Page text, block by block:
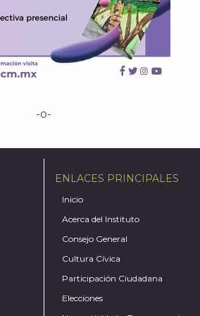
-o-
ENLACES PRINCIPALES
Inicio
Acerca del Instituto
Consejo General
Cultura Cívica
Participación Ciudadana
Elecciones